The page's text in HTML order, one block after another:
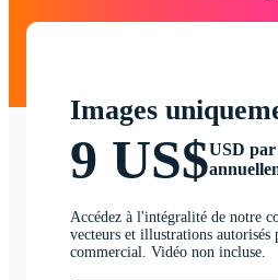
Images
9 US$USD
Accédez à l'intégralité de notre
vecteurs et illustrations autorisés
commercial. Vidéo non incluse.